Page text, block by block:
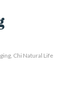
, Chi Natural Life